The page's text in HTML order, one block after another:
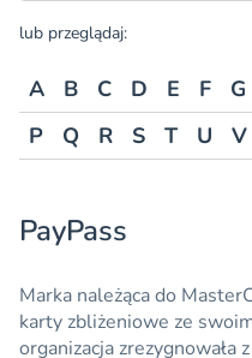
lub przeglądaj:
A B C D E F G
P
Q R S T U V
PayPass
Marka należąca do
karty zbliżeniowe ze
organizacja zrezygnowała